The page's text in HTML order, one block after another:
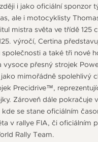
i jako oficiální sponzor
ale i motocyklisty
mistra světa ve třídě 125
výročí, Certina
a také tři nové
vysoce přesný strojek
jako mimořádně spolehlivý
Precidrive™,
Zároveň dále pokračuje
se stane oficiálním
v rallye FIA, či oficiálním
Rally Team.